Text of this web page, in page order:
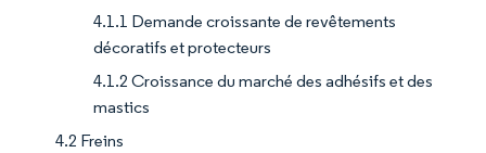
4.1.1 Demande croissante de revêtements
décoratifs et protecteurs
4.1.2 Croissance du marché des adhésifs et des
mastics
4.2 Freins